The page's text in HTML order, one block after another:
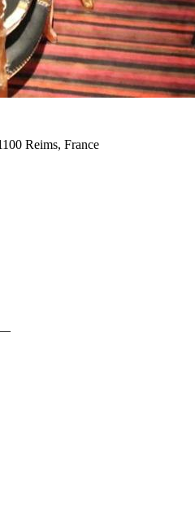
Reims, France
—